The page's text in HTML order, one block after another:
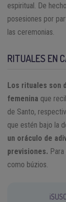
espiritual. De
posesiones por
las ceremonias.
RITUALES EN
Los rituales son
femenina que
de Santo,
que estén bajo la
un oráculo de
previsiones.
como búzios.